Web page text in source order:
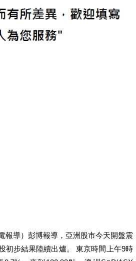
報導）彭博報導，亞洲股市今天開盤震
初步結果陸續出爐。 東京時間上午9時